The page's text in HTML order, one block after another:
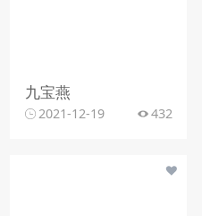
九宝燕
2021-12-19 432